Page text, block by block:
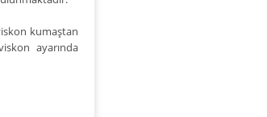
kumaştan
ayarında